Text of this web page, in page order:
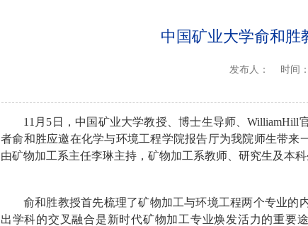
中国矿业大学俞和胜
发布人： 时间
11月5日，中国矿业大学教授、博士生导师、
者俞和胜应邀在化学与环境工程学院报告厅为我院师生带来
由矿物加工系主任李琳主持，矿物加工系教师、研究生及本科
俞和胜教授首先梳理了矿物加工与环境工程两个专业的
出学科的交叉融合是新时代矿物加工专业焕发活力的重要